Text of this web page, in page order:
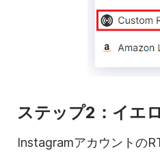
ステップ2：イエ
Instagramアカウントの